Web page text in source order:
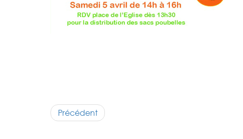
Précédent